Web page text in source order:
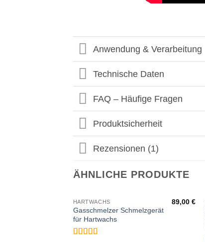
Anwendung & Verarbeitung
Technische Daten
FAQ – Häufige Fragen
Produktsicherheit
Rezensionen (1)
ÄHNLICHE PRODUKTE
HARTWACHS
Gasschmelzer Schmelzgerät
für Hartwachs
89,00€